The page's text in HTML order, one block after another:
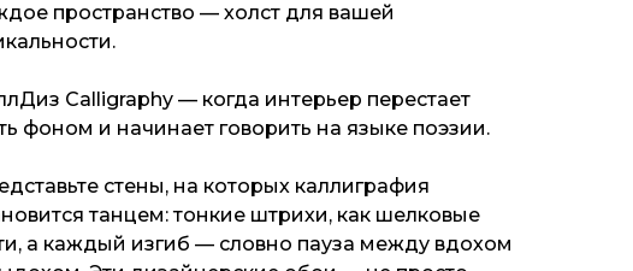
пространство — холст для вашей
Calligraphy — когда интерьер перестает
фоном и начинает говорить на языке поэзии.
стены, на которых каллиграфия
танцем: тонкие штрихи, как шелковые
а каждый изгиб — словно пауза между вдохом